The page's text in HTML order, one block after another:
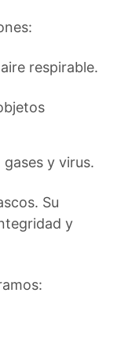
respirable.
y virus.
Su
y